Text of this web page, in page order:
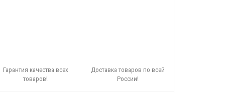
Гарантия качества всех
товаров!
Доставка товаров по всей
России!